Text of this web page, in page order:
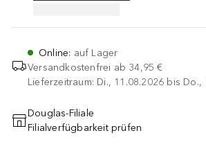
Online: auf Lager
Versandkostenfrei ab 34,95 €
Lieferzeitraum: Di., 11.08.2026 bis Do.,
IN DEN WARENKORB
Douglas-Filiale
Filialverfügbarkeit prüfen